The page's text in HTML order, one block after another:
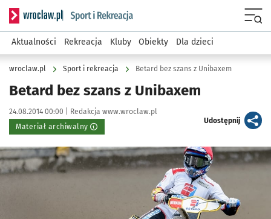
Serwis informacyjny wroclaw.pl podserwis: Sport i rekreacja
Aktualności Rekreacja Kluby Obiekty Dla dzieci
wroclaw.pl Sport i rekreacja Betard bez szans z Unibaxem
Betard bez szans z Unibaxem
Data publikacji:
24.08.2014 00:00 | Autor:
Redakcja www.wroclaw.pl
Materiał archiwalny
Udostępnijartykuł
Kliknij, aby powiększyć